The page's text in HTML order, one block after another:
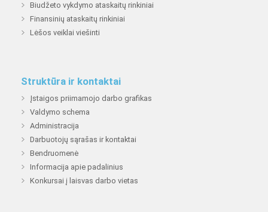
Biudžeto vykdymo ataskaitų rinkiniai
Finansinių ataskaitų rinkiniai
Lėšos veiklai viešinti
Struktūra ir kontaktai
Įstaigos priimamojo darbo grafikas
Valdymo schema
Administracija
Darbuotojų sąrašas ir kontaktai
Bendruomenė
Informacija apie padalinius
Konkursai į laisvas darbo vietas